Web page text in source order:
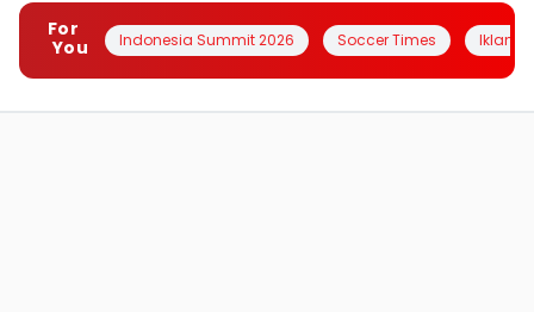
For
You
Indonesia Summit 2026 Soccer Times Iklanin